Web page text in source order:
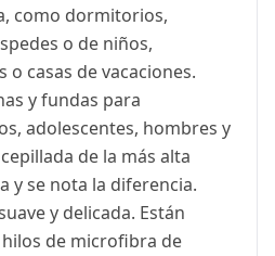
como dormitorios,
o de niños,
casas de vacaciones.
y fundas para
adolescentes, hombres y
de la más alta
y se nota la diferencia.
y delicada. Están
de microfibra de